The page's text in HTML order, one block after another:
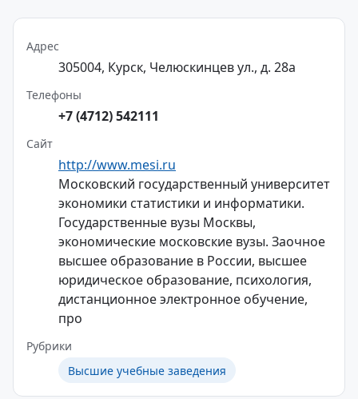
Адрес
305004, Курск, Челюскинцев ул., д. 28а
Телефоны
+7 (4712) 542111
Сайт
http://www.mesi.ru
Московский государственный университет
экономики статистики и информатики.
Государственные вузы Москвы,
экономические московские вузы. Заочное
высшее образование в России, высшее
юридическое образование, психология,
дистанционное электронное обучение,
про
Рубрики
Высшие учебные заведения